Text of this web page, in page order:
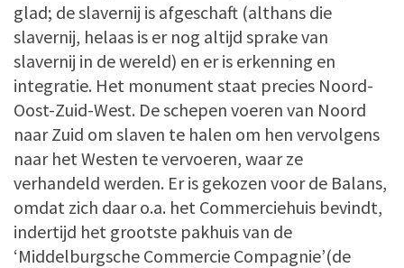
glad; de slavernij is afgeschaft (althans die
slavernij, helaas is er nog altijd sprake van
slavernij in de wereld) en er is erkenning en
integratie. Het monument staat precies Noord-
Oost-Zuid-West. De schepen voeren van Noord
naar Zuid om slaven te halen om hen vervolgens
naar het Westen te vervoeren, waar ze
verhandeld werden. Er is gekozen voor de Balans,
omdat zich daar o.a. het Commerciehuis bevindt,
indertijd het grootste pakhuis van de
‘Middelburgsche Commercie Compagnie’(de